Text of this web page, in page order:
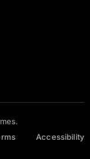
Accessibility